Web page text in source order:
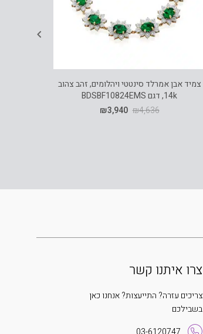
צמיד אבן אמרלד סינטטי ויהלומים, זהב צהוב
14k, דגם BDSBF10824EMS
₪4,636
₪3,940
צרו איתנו קשר
צריכים עזרה? התייעצות? אנחנו כאן
בשבילכם